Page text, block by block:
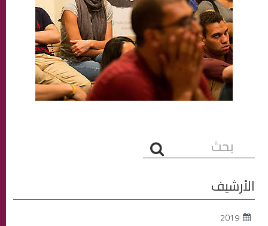
البحث...
الأرشيف
2019